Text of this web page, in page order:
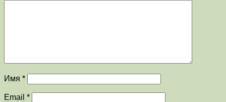
Имя *
Email *